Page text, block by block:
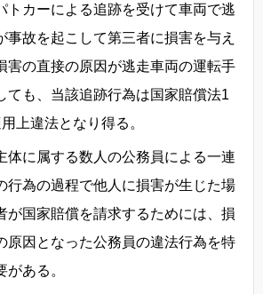
トカーによる追跡を受けて車両で逃
事故を起こして第三者に損害を与え
害の直接の原因が逃走車両の運転手
ても、当該追跡行為は国家賠償法1
上違法となり得る。
体に属する数人の公務員による一連
行為の過程で他人に損害が生じた場
が国家賠償を請求するためには、損
原因となった公務員の違法行為を特
がある。